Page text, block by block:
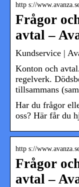
http s://
Frågor
avtal –
Kundservice |
Konton och
regelverk.
tillsammans
Har du frågor
oss? Här får du
http s://
Frågor
avtal –